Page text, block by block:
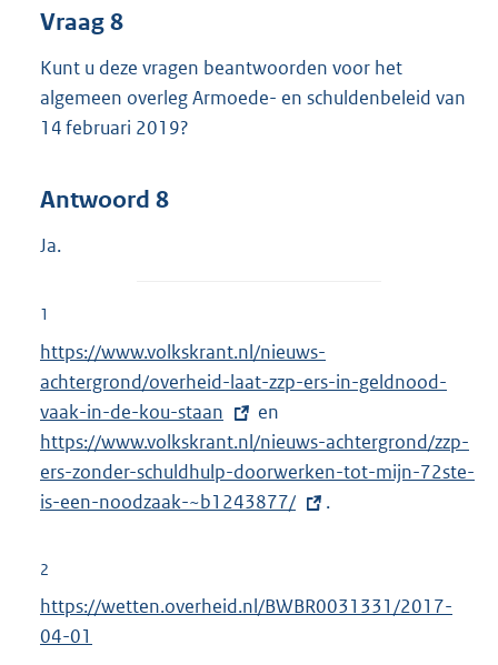
Vraag 8
Kunt u deze vragen beantwoorden voor het
algemeen overleg Armoede- en schuldenbeleid van
14 februari 2019?
Antwoord 8
Ja.
1
E
x
t
e
r
n
l
n
k
https://www.volkskrant.nl/nieuws-
achtergrond/overheid-laat-zzp-ers-in-geldnood-
vaak-in-de-kou-staan
en
x
t
e
l
https://www.volkskrant.nl/nieuws-achtergrond/zzp-
ers-zonder-schuldhulp-doorwerken-tot-mijn-72ste-
is-een-noodzaak-~b1243877/
.
2
https://wetten.overheid.nl/BWBR0031331/2017-
04-01